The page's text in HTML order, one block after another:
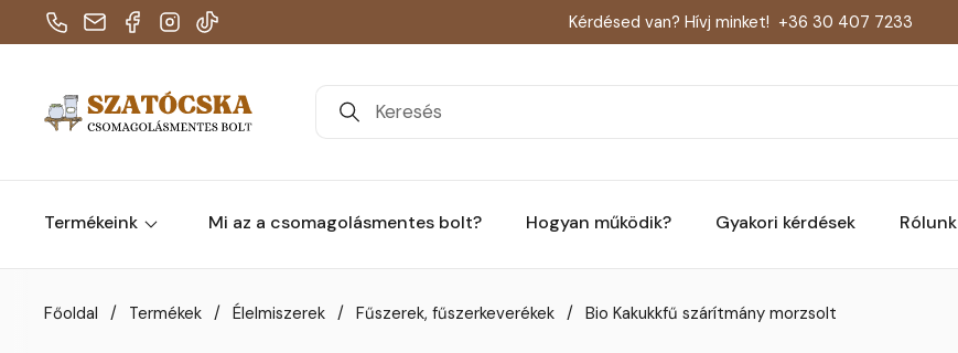
TelefonE-mailFacebook
Instagram
TikTok
Kérdésed van? Hívj minket! +36 30 407 7233
Termékeink Mi az a csomagolásmentes bolt? Hogyan működik? Gyakori kérdések Rólunk
Főoldal / Termékek / Élelmiszerek / Fűszerek, fűszerkeverékek / Bio Kakukkfű szárítmány morzsolt